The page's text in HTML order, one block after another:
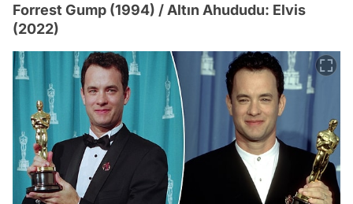
Forrest Gump (1994) / Altın Ahududu: Elvis
(2022)